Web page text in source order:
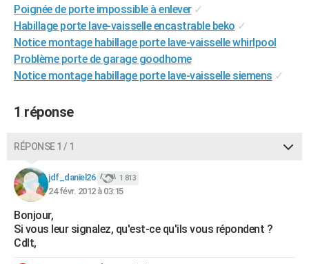
Destinations
City break
Voyage nature
Voyage de noces
Forum
Climat
+PHOTO
GUIDES D'ACHAT
BONS PLANS
Carte de Noël
Carte Bonne année
Carte Saint-Valentin
Carte Pâques
Carte d'anniversaire
DICTIONNAIRE
Dictionnaire
Biographies
Citations
Expressions
Proverbes
PROGRAMME TV
COPAINS D'AVANT
S'inscrire
Se connecter
Lycées
Collèges
Primaires
Universités
Entreprises
Service militaire
Avis de recherche
FORUM
Poignée de porte impossible à enlever ✓
Habillage porte lave-vaisselle encastrable beko ✓
Notice montage habillage porte lave-vaisselle whirlpool
Problème porte de garage goodhome
Notice montage habillage porte lave-vaisselle siemens ✓
1 réponse
RÉPONSE 1 / 1
jdf_daniel26 1 813
24 févr. 2012 à 03:15
Bonjour,
Si vous leur signalez, qu'est-ce qu'ils vous répondent ?
Cdlt,